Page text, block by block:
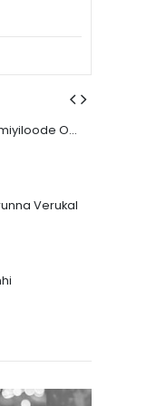
Yavana Bhoomiyiloode Orammayum Makalum
Verukal